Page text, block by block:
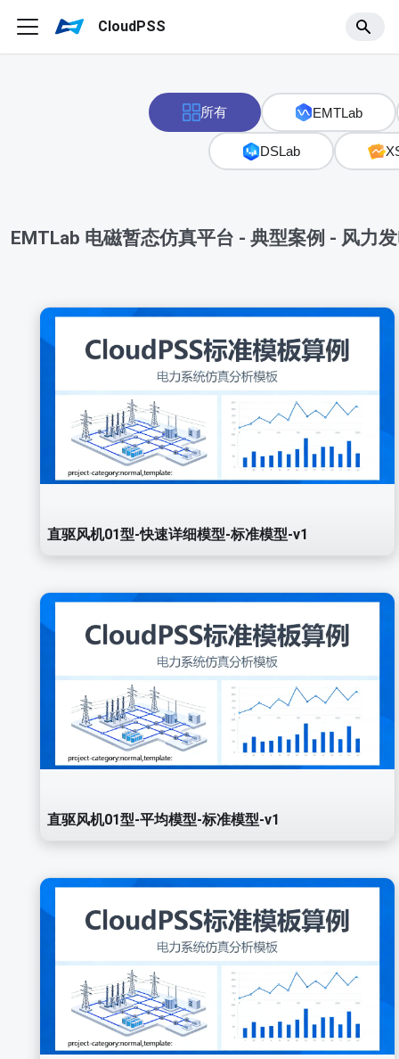
CloudPSS
所有 EMTLab
DSLab
EMTLab 电磁暂态仿真平台 - 典型案例 - 风力
直驱风机01型-快速详细模型-标准模型-v1
直驱风机01型-平均模型-标准模型-v1